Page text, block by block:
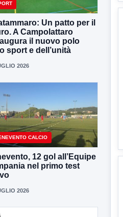
Un patto per il
A Campolattaro
il nuovo polo
sport e dell’unità
2026
CALCIO
12 gol all’Equipe
nel primo test
2026